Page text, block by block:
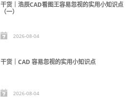
干货｜浩辰CAD看图王容易忽视的实用小知识点
（一）
2026-08-04
干货｜CAD 容易忽视的实用小知识点
2026-08-04